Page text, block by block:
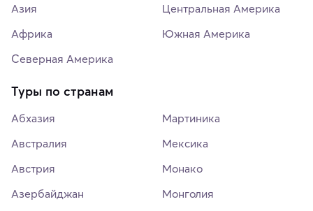
Азия
Африка
Северная Америка
Центральная Америка
Южная Америка
Туры по странам
Абхазия
Австралия
Австрия
Азербайджан
Мартиника
Мексика
Монако
Монголия